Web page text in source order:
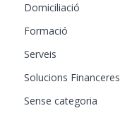
Domiciliació
Formació
Serveis
Solucions Financeres
Sense categoria